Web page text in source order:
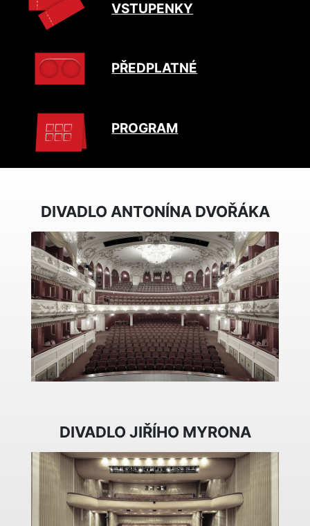
VSTUPENKY
PŘEDPLATNÉ
PROGRAM
DIVADLO ANTONÍNA DVOŘÁKA
DIVADLO JIŘÍHO MYRONA